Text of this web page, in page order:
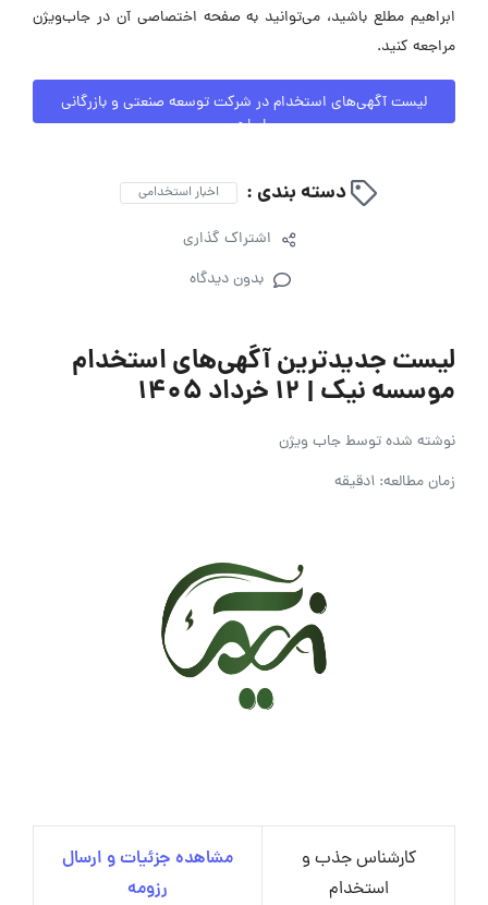
ابراهیم مطلع باشید، می‌توانید به صفحه اختصاصی آن در جاب‌ویژن
مراجعه کنید.
لیست آگهی‌های استخدام در شرکت توسعه صنعتی و بازرگانی
ابراهیم
دسته بندی : اخبار استخدامی
اشتراک گذاری
بدون دیدگاه
لیست جدیدترین آگهی‌های استخدام
موسسه نیک | ۱۲ خرداد ۱۴۰۵
نوشته شده توسطجاب ویژن
زمان مطالعه: 1دقیقه
کارشناس جذب و
استخدام
مشاهده جزئیات و ارسال
رزومه